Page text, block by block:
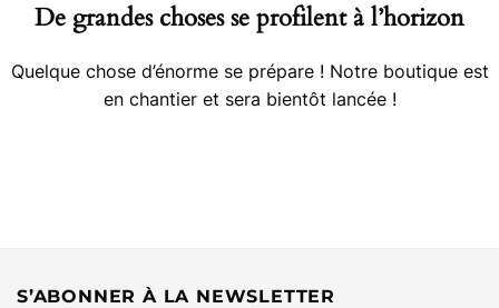
De grandes choses se profilent à l’horizon
Quelque chose d’énorme se prépare ! Notre boutique est
en chantier et sera bientôt lancée !
S’ABONNER À LA NEWSLETTER